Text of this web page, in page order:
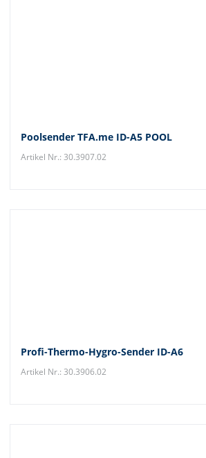
Poolsender TFA.me ID-A5 POOL
Artikel Nr.: 30.3907.02
Profi-Thermo-Hygro-Sender ID-A6
Artikel Nr.: 30.3906.02